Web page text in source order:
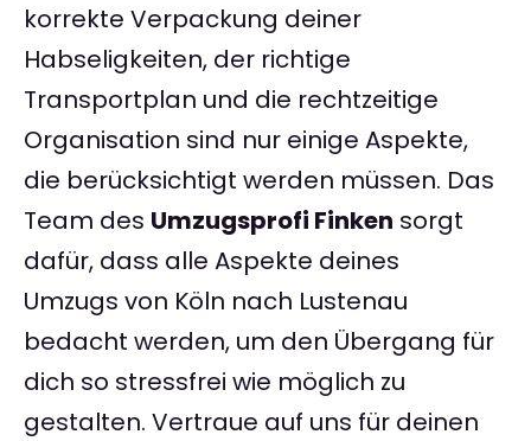
korrekte Verpackung deiner
Habseligkeiten, der richtige
Transportplan und die rechtzeitige
Organisation sind nur einige Aspekte,
die berücksichtigt werden müssen. Das
Team des Umzugsprofi Finken sorgt
dafür, dass alle Aspekte deines
Umzugs von Köln nach Lustenau
bedacht werden, um den Übergang für
dich so stressfrei wie möglich zu
gestalten. Vertraue auf uns für deinen